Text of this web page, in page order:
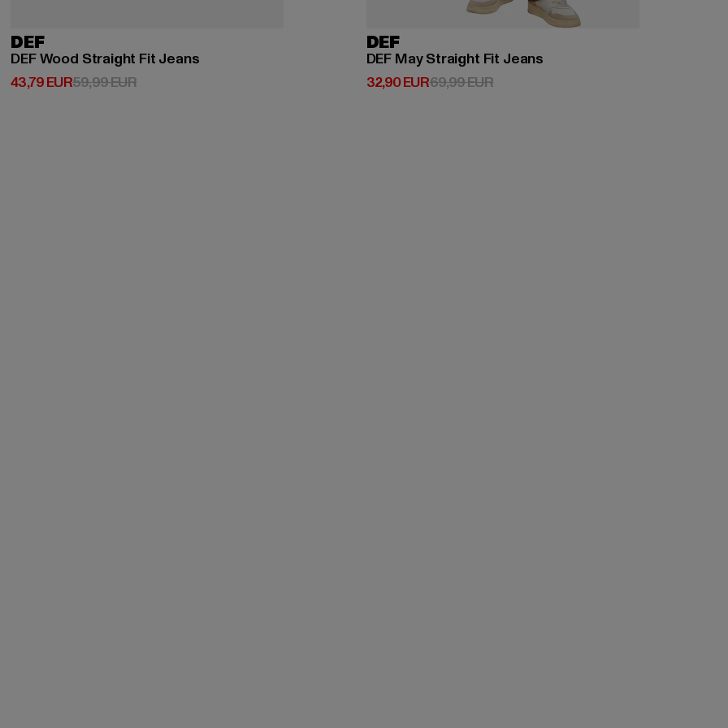
DEF
DEF Wood Straight Fit Jeans
43,79 EUR
Derzeitiger Preis: 43,79 EUR
59,99 EURAktionspreis: 59,99 EUR
DEF
DEF May Straight Fit Jeans
32,90 EUR
Derzeitiger Preis: 32,90 EUR
69,99 EURAktionspreis: 69,99 EUR